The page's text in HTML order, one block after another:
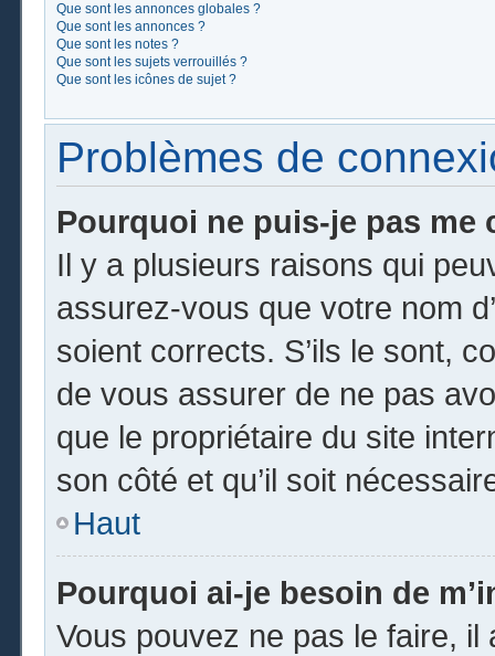
Que sont les annonces globales ?
Que sont les annonces ?
Que sont les notes ?
Que sont les sujets verrouillés ?
Que sont les icônes de sujet ?
Problèmes de
Pourquoi ne puis-je pas me
Il y a plusieurs raisons qui
assurez-vous que votre nom
soient corrects. S’ils le sont,
de vous assurer de ne pas
que le propriétaire du site
son côté et qu’il soit
Haut
Pourquoi ai-je besoin de
Vous pouvez ne pas le faire, il